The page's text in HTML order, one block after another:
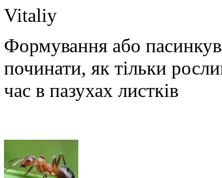
Vitaliy
Формування або
починати, як тільки
час в пазухах листків